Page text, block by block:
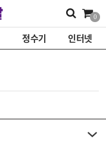
0
정수기 인터넷